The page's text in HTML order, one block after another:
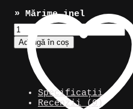
» Mărime inel
Cantitate
Inel
argintiu
păianjen,
Adaugă în coș
Specificații
Recenzii (0)